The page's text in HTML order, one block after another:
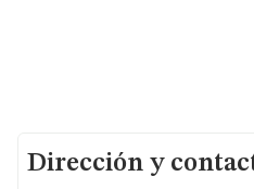
Dirección y